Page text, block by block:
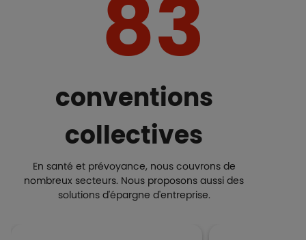
83
conventions
collectives
En santé et prévoyance, nous couvrons de
nombreux secteurs. Nous proposons aussi des
solutions d'épargne d'entreprise.